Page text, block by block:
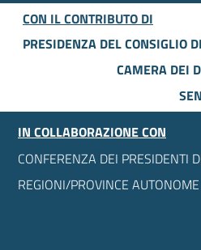
CON IL CONTRIBUTO DI
PRESIDENZA DEL CONSIGLIO
CAMERA DEI
IN COLLABORAZIONE CON
CONFERENZA DEI PRESIDENTI
REGIONI/PROVINCE AUTONOME